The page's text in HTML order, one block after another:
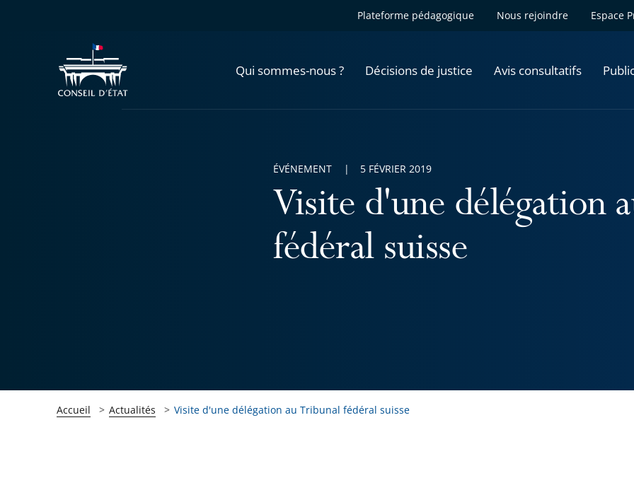
Plateforme pédagogique Nous rejoindre Espace
Qui sommes-nous ? Décisions de justice Avis consultatifs
Visite d'une délégation
fédéral suisse
ÉVÉNEMENT 5 FÉVRIER 2019
Accueil Actualités Visite d'une délégation au Tribunal fédéral suisse